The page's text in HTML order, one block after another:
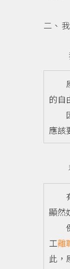
原
的自
因
應該
有
顯然
例
工離
此，